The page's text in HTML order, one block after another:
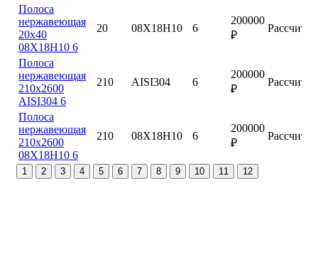
Полоса
нержавеющая
20х40
08Х18Н10 6
20 08Х18Н10 6
200000
₽
Полоса
нержавеющая
210х2600
AISI304 6
210 AISI304 6
200000
₽
Полоса
нержавеющая
210х2600
08Х18Н10 6
210 08Х18Н10 6
200000
₽
1 2 3 4 5 6 7 8 9 10 11 12